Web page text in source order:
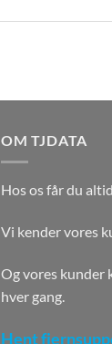
OM TJDATA
Hos os får du
Vi kender vores
Og vores kunder
hver gang.
Hent